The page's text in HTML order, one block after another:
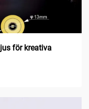
för kreativa